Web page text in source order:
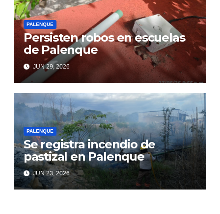
PALENQUE
Persisten robos en escuelas
de Palenque
JUN 29, 2026
PALENQUE
Se registra incendio de
pastizal en Palenque
JUN 23, 2026